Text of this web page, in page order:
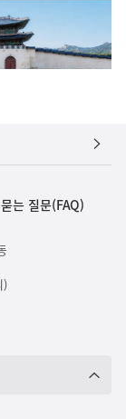
는 질문(FAQ)
)